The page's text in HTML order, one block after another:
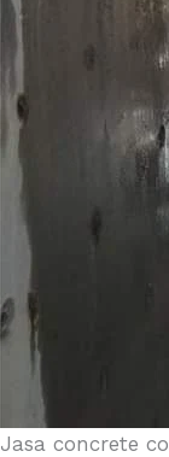
Jasa concrete